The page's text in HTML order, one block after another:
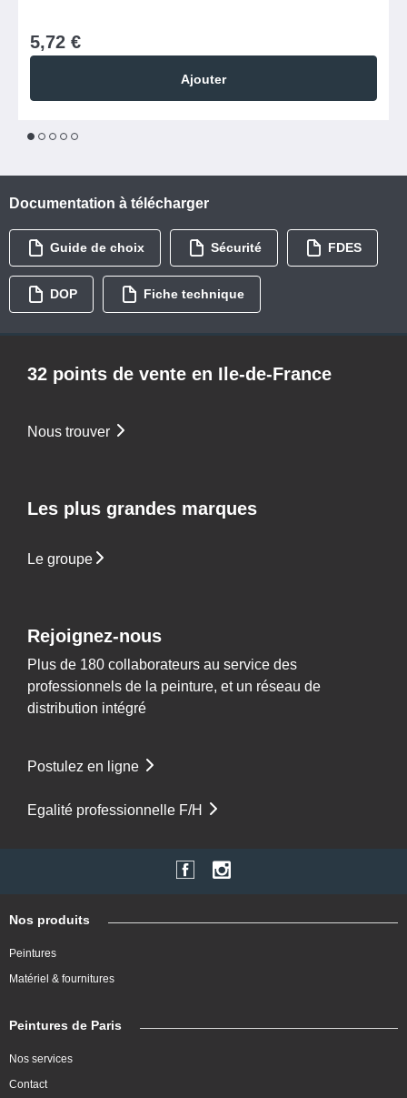
5,72 €
Ajouter
1 2 3 4
Documentation à télécharger
Guide de choix Sécurité FDES
DOP Fiche technique
32 points de vente en Ile-de-France
Nous trouver
Les plus grandes marques
Le groupe
Rejoignez-nous
Plus de 180 collaborateurs au service des
professionnels de la peinture, et un réseau de
distribution intégré
Postulez en ligne
Egalité professionnelle F/H
Nos produits
Peintures
Matériel & fournitures
Peintures de Paris
Nos services
Contact